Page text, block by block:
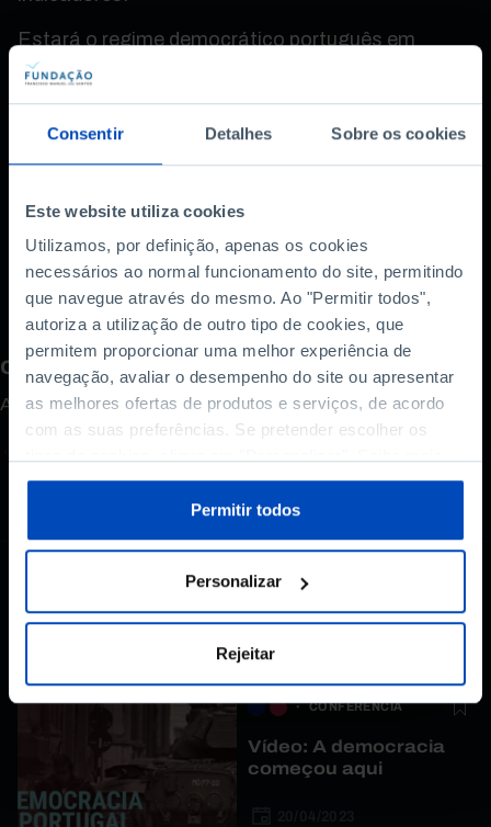
Consentir Detalhes Sobre os cookies
Este website utiliza cookies
Utilizamos, por definição, apenas os cookies
necessários ao normal funcionamento do site, permitindo
que navegue através do mesmo. Ao "Permitir todos",
autoriza a utilização de outro tipo de cookies, que
permitem proporcionar uma melhor experiência de
navegação, avaliar o desempenho do site ou apresentar
as melhores ofertas de produtos e serviços, de acordo
com as suas preferências. Se pretender escolher os
sobre cookies através da gestão de preferências ou da
Política de Cookies.
Permitir todos
Personalizar
Rejeitar
Estará o regime democrático português em
crise? E, caso esteja, o que pode ser feito para o
centrado não apenas no último meio século da
regime participativo em que os jovens sintam que
Como avalia este conteúdo?
A sua opinião é importante.
Outros Conteúdos
CONFERÊNCIA
Vídeo: A democracia
começou aqui